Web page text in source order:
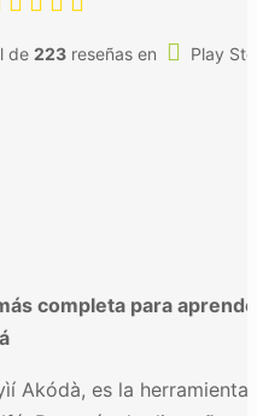
de 223 reseñas en Play
completa para
Akódà, es la herramienta